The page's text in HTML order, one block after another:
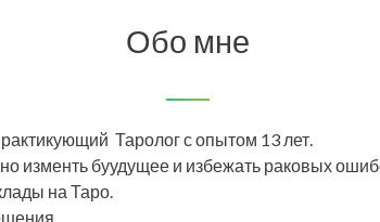
Обо мне
Таролог с опытом 13 лет.
изменть буудущее и избежать раковых
на Таро.